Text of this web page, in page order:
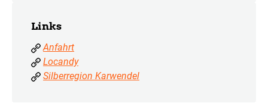
Links
Anfahrt
Locandy
Silberregion Karwendel